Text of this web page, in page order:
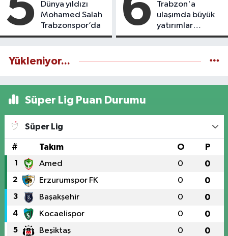
Dünya yıldızı
Mohamed Salah
Trabzonspor’da
Trabzon'a
ulaşımda büyük
yatırımlar
yapılıyor
Yükleniyor...
Süper Lig Puan Durumu
Süper Lig
# Takım O P
1 Amed 0 0
2 Erzurumspor FK 0 0
3 Başakşehir 0 0
4 Kocaelispor 0 0
5 Beşiktaş 0 0